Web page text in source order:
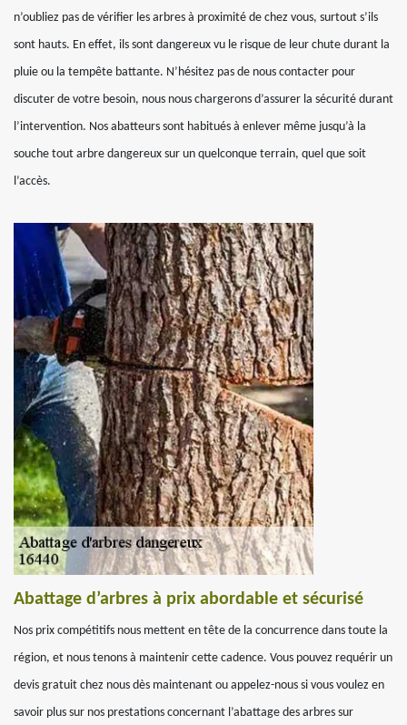
n’oubliez pas de vérifier les arbres à proximité de chez vous, surtout s’ils
sont hauts. En effet, ils sont dangereux vu le risque de leur chute durant la
pluie ou la tempête battante. N’hésitez pas de nous contacter pour
discuter de votre besoin, nous nous chargerons d’assurer la sécurité durant
l’intervention. Nos abatteurs sont habitués à enlever même jusqu’à la
souche tout arbre dangereux sur un quelconque terrain, quel que soit
l’accès.
Abattage d’arbres à prix abordable et sécurisé
Nos prix compétitifs nous mettent en tête de la concurrence dans toute la
région, et nous tenons à maintenir cette cadence. Vous pouvez requérir un
devis gratuit chez nous dès maintenant ou appelez-nous si vous voulez en
savoir plus sur nos prestations concernant l’abattage des arbres sur